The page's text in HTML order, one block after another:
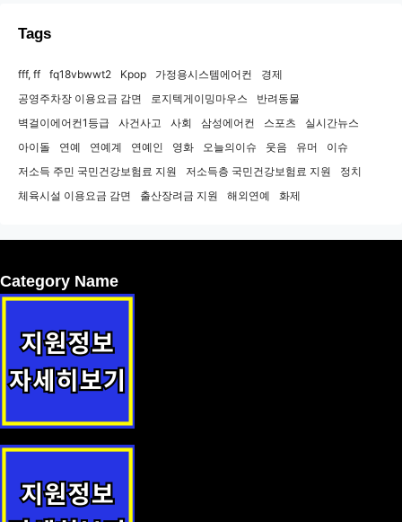
Tags
fff, ff fq18vbwwt2 Kpop 가정용시스템에어컨
경제
공영주차장 이용요금 감면
로지텍게이밍마우스
반려동물
벽걸이에어컨1등급
사건사고 사회 삼성에어컨 스포츠
실시간뉴스
아이돌
연예 연예계 연예인 영화 오늘의이슈 웃음 유머
이슈
저소득 주민 국민건강보험료 지원
저소득층 국민건강보험료 지원
정치
체육시설 이용요금 감면
출산장려금 지원 해외연예 화제
Category Name